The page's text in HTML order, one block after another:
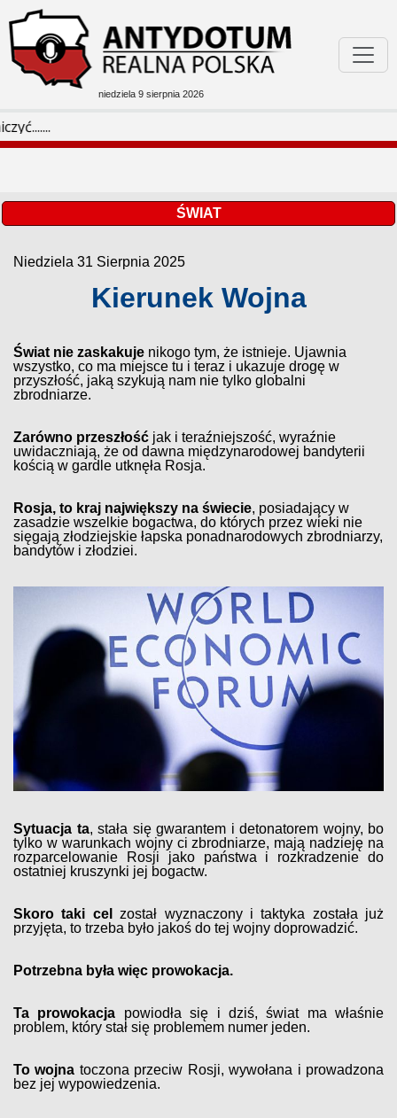
niedziela 9 sierpnia 2026
Rozmaitości
ŚWIAT
Niedziela 31 Sierpnia 2025
Kierunek Wojna
Świat nie zaskakuje nikogo tym, że istnieje. Ujawnia
wszystko, co ma miejsce tu i teraz i ukazuje drogę w
przyszłość, jaką szykują nam nie tylko globalni
zbrodniarze.
Zarówno przeszłość jak i teraźniejszość, wyraźnie
uwidaczniają, że od dawna międzynarodowej bandyterii
kością w gardle utknęła Rosja.
Rosja, to kraj największy na świecie, posiadający w
zasadzie wszelkie bogactwa, do których przez wieki nie
sięgają złodziejskie łapska ponadnarodowych zbrodniarzy,
bandytów i złodziei.
Sytuacja ta, stała się gwarantem i detonatorem wojny, bo
tylko w warunkach wojny ci zbrodniarze, mają nadzieję na
rozparcelowanie Rosji jako państwa i rozkradzenie do
ostatniej kruszynki jej bogactw.
Skoro taki cel
został wyznaczony i taktyka została już
przyjęta, to trzeba było jakoś do tej wojny doprowadzić.
Potrzebna była więc prowokacja.
Ta prowokacja powiodła się i dziś, świat ma właśnie
problem, który stał się problemem numer jeden.
To wojna toczona przeciw Rosji, wywołana i prowadzona
bez jej wypowiedzenia.